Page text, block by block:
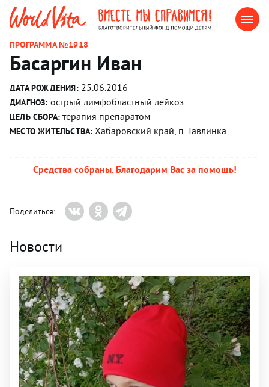
ПРОГРАММА №1918
Басаргин Иван
ДАТА РОЖДЕНИЯ:25.06.2016
ДИАГНОЗ: острый лимфобластный лейкоз
ЦЕЛЬ СБОРА: терапия препаратом
МЕСТО ЖИТЕЛЬСТВА: Хабаровский край, п. Тавлинка
Средства собраны. Благодарим Вас за помощь!
Поделиться:
Новости